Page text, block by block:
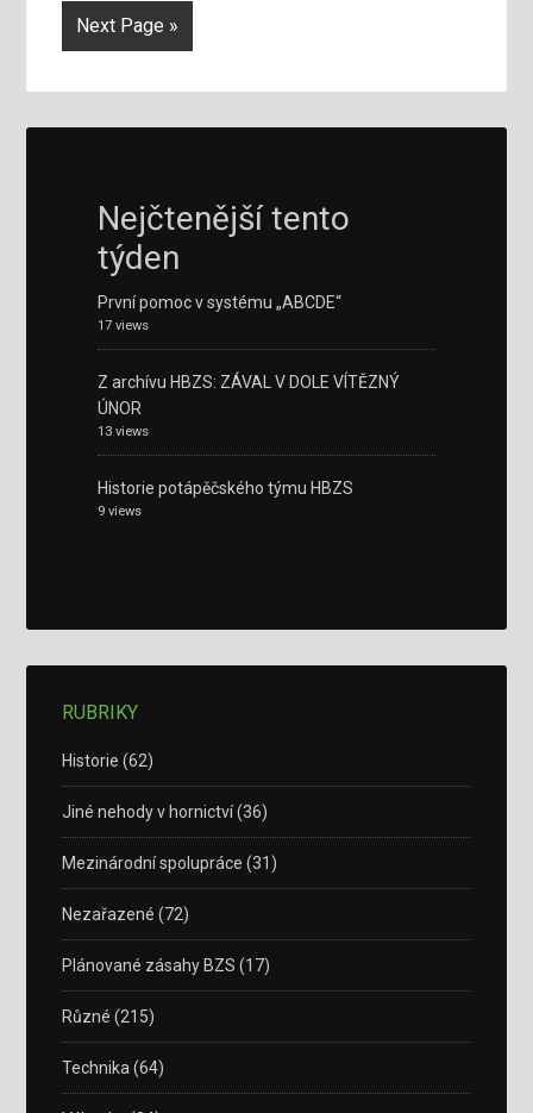
Next Page »
Nejčtenější tento
týden
První pomoc v systému „ABCDE“
17 views
Z archívu HBZS: ZÁVAL V DOLE VÍTĚZNÝ
ÚNOR
13 views
Historie potápěčského týmu HBZS
9 views
RUBRIKY
Historie (62)
Jiné nehody v hornictví(36)
Mezinárodní spolupráce (31)
Nezařazené (72)
Plánované zásahy BZS (17)
Různé (215)
Technika (64)